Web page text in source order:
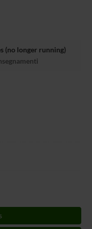
(no longer running)